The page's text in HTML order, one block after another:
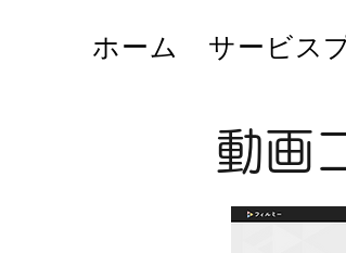
ホーム サービス
動画